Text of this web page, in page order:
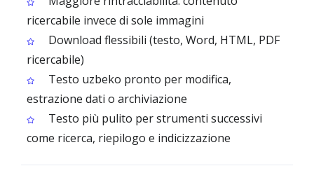
ricercabile invece di sole immagini
Download flessibili (testo, Word, HTML, PDF
ricercabile)
Testo uzbeko pronto per modifica,
estrazione dati o archiviazione
Testo più pulito per strumenti successivi
come ricerca, riepilogo e indicizzazione